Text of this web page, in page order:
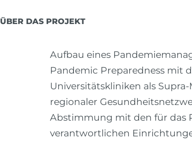
ÜBER DAS PROJEKT
Aufbau eines
Pandemic Preparedness mit
Universitätskliniken als
regionaler
Abstimmung mit den für das
verantwortlichen